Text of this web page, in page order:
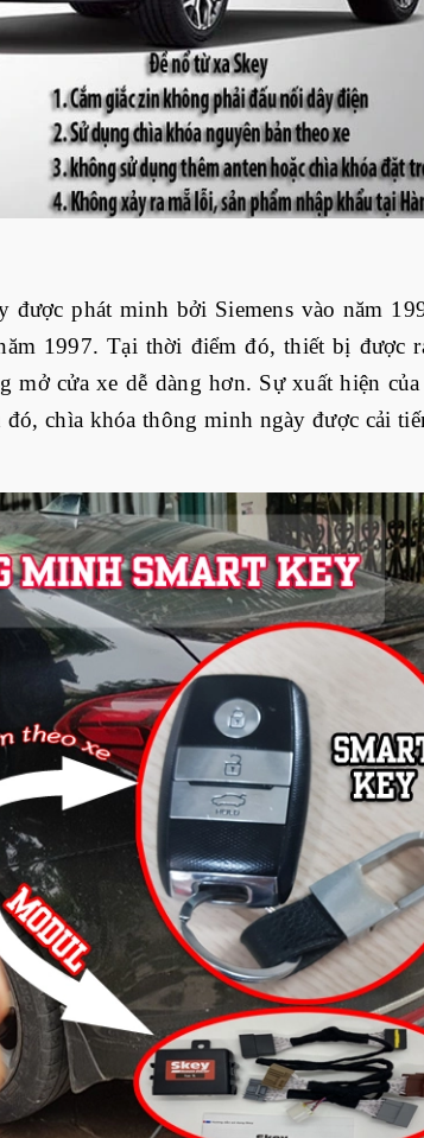
phát minh bởi Siemens vào năm
1997. Tại thời điểm đó, thiết bị được
cửa xe dễ dàng hơn. Sự xuất hiện
chìa khóa thông minh ngày được cải